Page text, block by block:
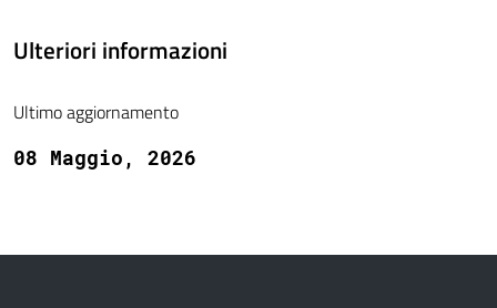
Ulteriori informazioni
Ultimo aggiornamento
08 Maggio, 2026